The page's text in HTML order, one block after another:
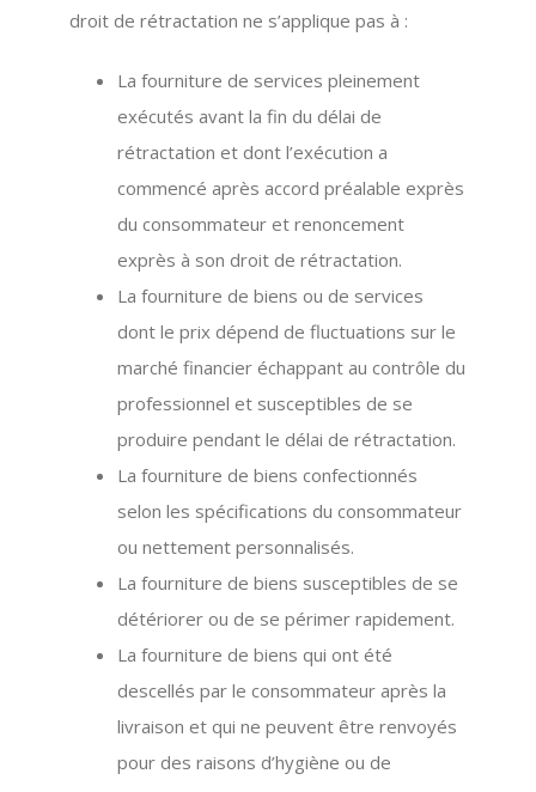
droit de rétractation ne s’applique pas à :
La fourniture de services pleinement
exécutés avant la fin du délai de
rétractation et dont l’exécution a
commencé après accord préalable exprès
du consommateur et renoncement
exprès à son droit de rétractation.
La fourniture de biens ou de services
dont le prix dépend de fluctuations sur le
marché financier échappant au contrôle du
professionnel et susceptibles de se
produire pendant le délai de rétractation.
La fourniture de biens confectionnés
selon les spécifications du consommateur
ou nettement personnalisés.
La fourniture de biens susceptibles de se
détériorer ou de se périmer rapidement.
La fourniture de biens qui ont été
descellés par le consommateur après la
livraison et qui ne peuvent être renvoyés
pour des raisons d’hygiène ou de